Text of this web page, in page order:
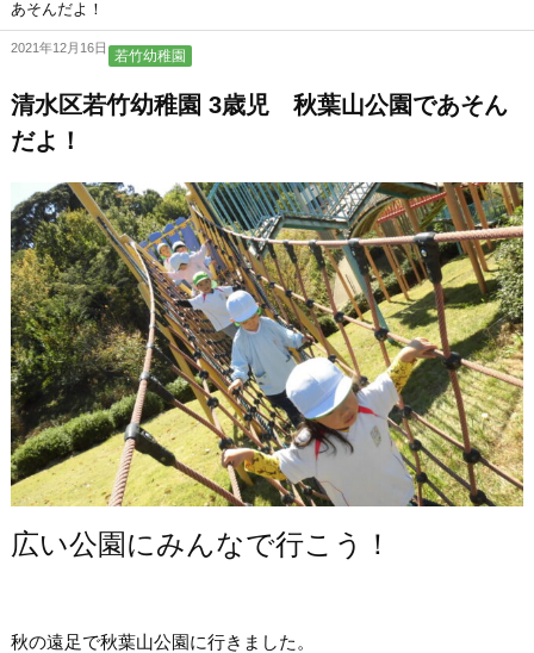
あそんだよ！
2021年12月16日 若竹幼稚園
清水区若竹幼稚園 3歳児 秋葉山公園であそん
だよ！
広い公園にみんなで行こう！
秋の遠足で秋葉山公園に行きました。